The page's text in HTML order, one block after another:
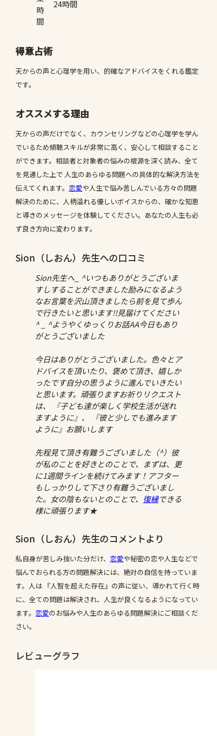
時
間
24時間
得意占術
天からの声と心理学を用い、的確なアドバイスをくれる鑑定
です。
オススメする理由
天からの声だけでなく、カウンセリングなどの心理学を学ん
でいるため傾聴スキルが非常に高く、安心して相談すること
ができます。相談者と対象者の悩みの根源を深く読み、全て
を見通した上で 人生のあらゆる問題への具体的な解決方法を
伝えてくれます。 恋愛や人生で悩み苦しんでいる方々の問題
解決のために、人柄溢れる優しいボイスからの、確かな知恵
と導きのメッセージを体験してください。あなたの人生も必
ず良き方向に変わります。
Sion（しおん）先生への口コミ
Sion先生へ_ ^いつもありがとうございま
すしすることができました励みになるよう
なお言葉を沢山頂きましたら前を見て歩ん
で行きたいと思います!!見届けてください
^ _ ^ようやくゆっくりお話AA今日もあり
がとうございました
今日はありがとうございました。色々とア
ドバイスを頂いたり、褒めて頂き、嬉しか
ったです自分の思うように進んでいきたい
と思います。頑張りますお祈りリクエスト
は、 『子ども達が楽しく学校生活が送れ
ますように』、 『彼と少しでも進みます
ように』お願いします
先程見て頂き有難うございました（^）彼
が私のことを好きとのことで、まずは、更
に1週間ラインを続けてみます！アフター
もしっかりして下さり有難うございまし
た。女の陰もないとのことで、 復縁できる
様に頑張ります★
Sion（しおん）先生のコメントより
私自身が苦しみ抜いた分だけ、 恋愛や秘密の恋や人生などで
悩んでおられる方の問題解決には、絶対の自信を持っていま
す。人は 『人智を超えた存在』の声に従い、導かれて行く時
に、全ての問題は解決され、人生が良くなるようになってい
ます。 恋愛のお悩みや人生のあらゆる問題解決にご相談くだ
さい。
レビューグラフ